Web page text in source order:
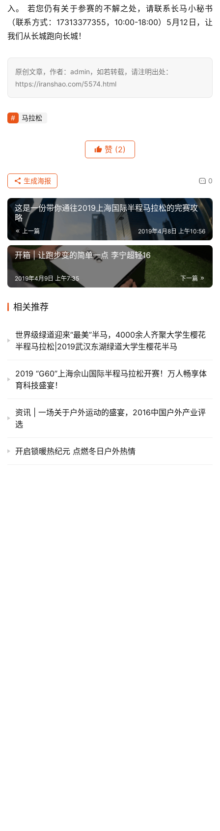
入。 若您仍有关于参赛的不解之处，请联系长马小秘书
（联系方式：17313377355，10:00-18:00） 5月12日，让
我们从长城跑向长城！
原创文章，作者：admin，如若转载，请注明出处：
https://iranshao.com/5574.html
马拉松
赞 (2)
0
生成海报
这是一份带你通往2019上海国际半程马拉松的完赛攻
略
上一篇 2019年4月8日 上午10:56
开箱 | 让跑步变的简单一点 李宁超轻16
下一篇
2019年4月9日 上午7:35
相关推荐
世界级绿道迎来“最美”半马，4000余人齐聚大学生樱花
半程马拉松|2019武汉东湖绿道大学生樱花半马
2019 “G60”上海佘山国际半程马拉松开赛！万人畅享体
育科技盛宴！
资讯 | 一场关于户外运动的盛宴，2016中国户外产业评
选
开启锁暖热纪元 点燃冬日户外热情